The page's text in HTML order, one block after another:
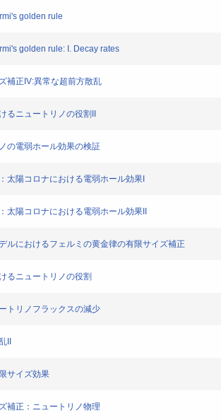
golden rule
golden rule: I. Decay rates
補正IV:異常な超前方散乱
るニュートリノの役割II
の電弱ホール効果の検証
太陽コロナにおける電弱ホール効果I
太陽コロナにおける電弱ホール効果II
ルにおけるフェルミの黄金律の有限サイズ補正
るニュートリノの役割
トリノフラックスの減少
II
サイズ効果
補正：ニュートリノ物理